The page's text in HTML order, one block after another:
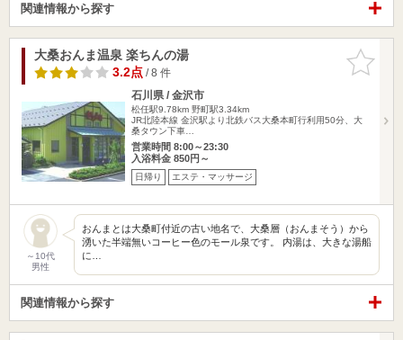
関連情報から探す
お気に入
りに追加
大桑おんま温泉 楽ちんの湯
3.2点/ 8 件
石川県 / 金沢市
松任駅9.78km 野町駅3.34km
JR北陸本線 金沢駅より北鉄バス大桑本町行利用50分、大
桑タウン下車…
営業時間 8:00～23:30
入浴料金 850円～
日帰り エステ・マッサージ
～10代
男性
おんまとは大桑町付近の古い地名で、大桑層（おんまそう）から
湧いた半端無いコーヒー色のモール泉です。 内湯は、大きな湯船
に…
関連情報から探す